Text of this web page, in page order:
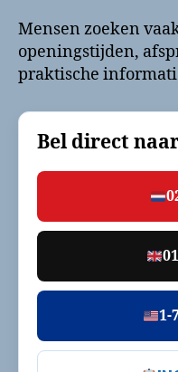
Mensen zoeken
openingstijden,
praktische
Bel direct
1-